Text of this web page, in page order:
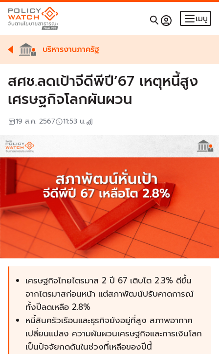
เมนู
บริหารงานภาครัฐ
สศช.ลดเป้าจีดีพีปี’67 เหตุหนี้สูง
เศรษฐกิจโลกผันผวน
19 ส.ค. 2567 11:53 น.
เศรษฐกิจไทยไตรมาส 2 ปี 67 เติบโต 2.3% ดีขึ้น
จากไตรมาสก่อนหน้า แต่สภาพัฒน์ปรับคาดการณ์
ทั้งปีลดเหลือ 2.8%
หนี้สินครัวเรือนและธุรกิจยังอยู่ที่สูง สภาพอากาศ
เปลี่ยนแปลง ความผันผวนเศรษฐกิจและการเงินโลก
เป็นปัจจัยกดดันในช่วงที่เหลือของปีนี้